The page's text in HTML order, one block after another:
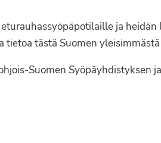
ja
tietoa tästä Suomen
Suomen Syöpäyhdistyksen